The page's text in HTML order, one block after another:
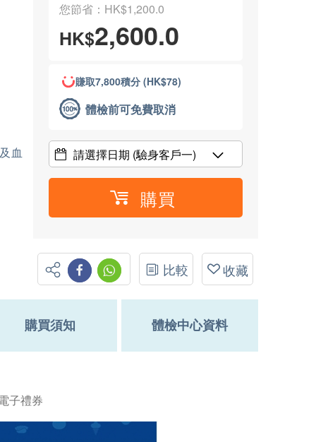
血
您節省：HK$1,200.0
HK$2,600.0
賺取7,800積分 (HK$78)
體檢前可免費取消
請選擇日期 (驗身客戶一)
購買
比較 收藏
購買須知 體檢中心資料
子禮券